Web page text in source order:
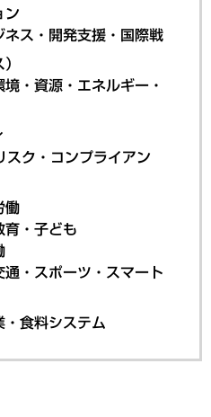
ン
ス・開発支援・国際戦
・資源・エネルギー・
スク・コンプライアン
働
育・子ども
・スポーツ・スマート
・食料システム